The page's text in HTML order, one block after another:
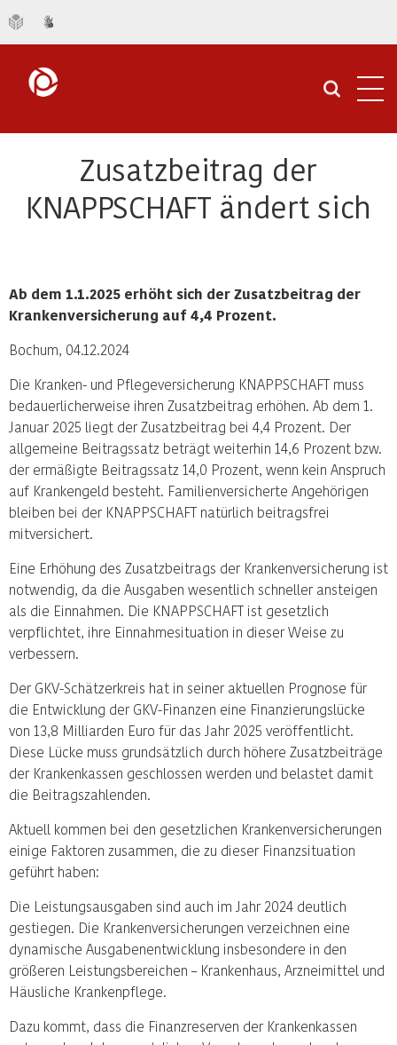
Zusatzbeitrag der
KNAPPSCHAFT ändert sich
Ab dem 1.1.2025 erhöht sich der Zusatzbeitrag der
Krankenversicherung auf 4,4 Prozent.
Bochum, 04.12.2024
Die Kranken- und Pflegeversicherung KNAPPSCHAFT muss
bedauerlicherweise ihren Zusatzbeitrag erhöhen. Ab dem 1.
Januar 2025 liegt der Zusatzbeitrag bei 4,4 Prozent. Der
allgemeine Beitragssatz beträgt weiterhin 14,6 Prozent bzw.
der ermäßigte Beitragssatz 14,0 Prozent, wenn kein Anspruch
auf Krankengeld besteht. Familienversicherte Angehörigen
bleiben bei der KNAPPSCHAFT natürlich beitragsfrei
mitversichert.
Eine Erhöhung des Zusatzbeitrags der Krankenversicherung ist
notwendig, da die Ausgaben wesentlich schneller ansteigen
als die Einnahmen. Die KNAPPSCHAFT ist gesetzlich
verpflichtet, ihre Einnahmesituation in dieser Weise zu
verbessern.
Der GKV-Schätzerkreis hat in seiner aktuellen Prognose für
die Entwicklung der GKV-Finanzen eine Finanzierungslücke
von 13,8 Milliarden Euro für das Jahr 2025 veröffentlicht.
Diese Lücke muss grundsätzlich durch höhere Zusatzbeiträge
der Krankenkassen geschlossen werden und belastet damit
die Beitragszahlenden.
Aktuell kommen bei den gesetzlichen Krankenversicherungen
einige Faktoren zusammen, die zu dieser Finanzsituation
geführt haben:
Die Leistungsausgaben sind auch im Jahr 2024 deutlich
gestiegen. Die Krankenversicherungen verzeichnen eine
dynamische Ausgabenentwicklung insbesondere in den
größeren Leistungsbereichen – Krankenhaus, Arzneimittel und
Häusliche Krankenpflege.
Dazu kommt, dass die Finanzreserven der Krankenkassen